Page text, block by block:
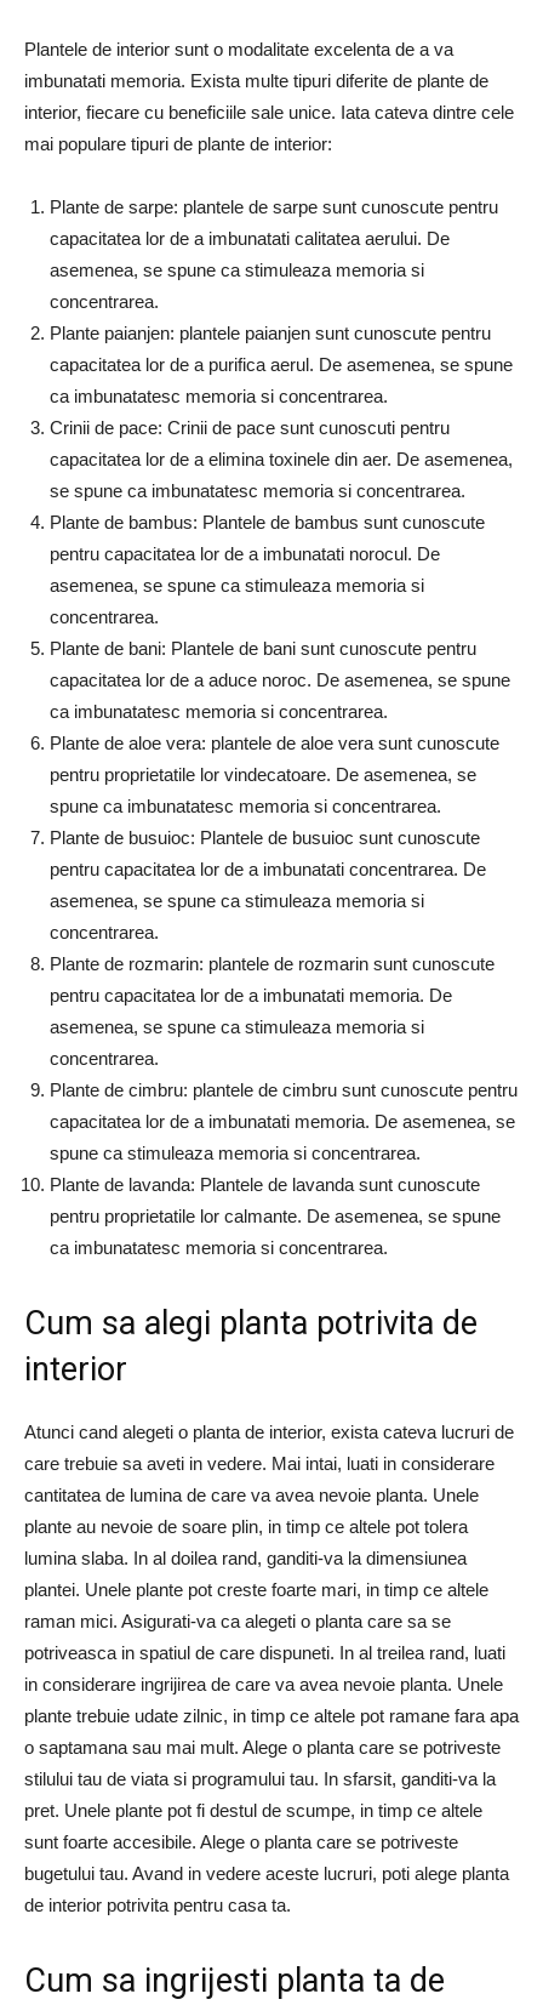
Plantele de interior sunt o modalitate excelenta de a va
imbunatati memoria. Exista multe tipuri diferite de plante de
interior, fiecare cu beneficiile sale unice. Iata cateva dintre cele
mai populare tipuri de plante de interior:
Plante de sarpe: plantele de sarpe sunt cunoscute pentru
capacitatea lor de a imbunatati calitatea aerului. De
asemenea, se spune ca stimuleaza memoria si
concentrarea.
Plante paianjen: plantele paianjen sunt cunoscute pentru
capacitatea lor de a purifica aerul. De asemenea, se spune
ca imbunatatesc memoria si concentrarea.
Crinii de pace: Crinii de pace sunt cunoscuti pentru
capacitatea lor de a elimina toxinele din aer. De asemenea,
se spune ca imbunatatesc memoria si concentrarea.
Plante de bambus: Plantele de bambus sunt cunoscute
pentru capacitatea lor de a imbunatati norocul. De
asemenea, se spune ca stimuleaza memoria si
concentrarea.
Plante de bani: Plantele de bani sunt cunoscute pentru
capacitatea lor de a aduce noroc. De asemenea, se spune
ca imbunatatesc memoria si concentrarea.
Plante de aloe vera: plantele de aloe vera sunt cunoscute
pentru proprietatile lor vindecatoare. De asemenea, se
spune ca imbunatatesc memoria si concentrarea.
Plante de busuioc: Plantele de busuioc sunt cunoscute
pentru capacitatea lor de a imbunatati concentrarea. De
asemenea, se spune ca stimuleaza memoria si
concentrarea.
Plante de rozmarin: plantele de rozmarin sunt cunoscute
pentru capacitatea lor de a imbunatati memoria. De
asemenea, se spune ca stimuleaza memoria si
concentrarea.
Plante de cimbru: plantele de cimbru sunt cunoscute pentru
capacitatea lor de a imbunatati memoria. De asemenea, se
spune ca stimuleaza memoria si concentrarea.
Plante de lavanda: Plantele de lavanda sunt cunoscute
pentru proprietatile lor calmante. De asemenea, se spune
ca imbunatatesc memoria si concentrarea.
Cum sa alegi planta potrivita de
interior
Atunci cand alegeti o planta de interior, exista cateva lucruri de
care trebuie sa aveti in vedere. Mai intai, luati in considerare
cantitatea de lumina de care va avea nevoie planta. Unele
plante au nevoie de soare plin, in timp ce altele pot tolera
lumina slaba. In al doilea rand, ganditi-va la dimensiunea
plantei. Unele plante pot creste foarte mari, in timp ce altele
raman mici. Asigurati-va ca alegeti o planta care sa se
potriveasca in spatiul de care dispuneti. In al treilea rand, luati
in considerare ingrijirea de care va avea nevoie planta. Unele
plante trebuie udate zilnic, in timp ce altele pot ramane fara apa
o saptamana sau mai mult. Alege o planta care se potriveste
stilului tau de viata si programului tau. In sfarsit, ganditi-va la
pret. Unele plante pot fi destul de scumpe, in timp ce altele
sunt foarte accesibile. Alege o planta care se potriveste
bugetului tau. Avand in vedere aceste lucruri, poti alege planta
de interior potrivita pentru casa ta.
Cum sa ingrijesti planta ta de